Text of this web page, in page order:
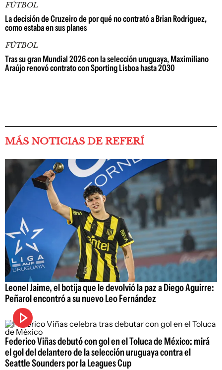
FÚTBOL
La decisión de Cruzeiro de por qué no contrató a Brian Rodríguez,
como estaba en sus planes
FÚTBOL
Tras su gran Mundial 2026 con la selección uruguaya, Maximiliano
Araújo renovó contrato con Sporting Lisboa hasta 2030
MÁS NOTICIAS DE REFERÍ
Leonel Jaime, el botija que le devolvió la paz a Diego Aguirre:
Peñarol encontró a su nuevo Leo Fernández
Federico Viñas debutó con gol en el Toluca de México: mirá
el gol del delantero de la selección uruguaya contra el
Seattle Sounders por la Leagues Cup